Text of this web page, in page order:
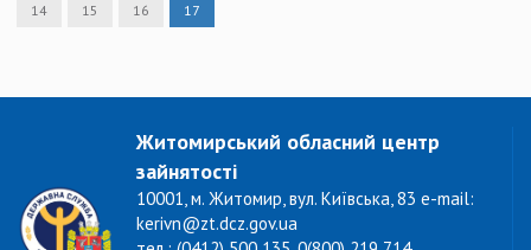
14 15 16 17
Житомирський обласний центр
зайнятості
10001, м. Житомир, вул. Київська, 83 e-mail:
kerivn@zt.dcz.gov.ua